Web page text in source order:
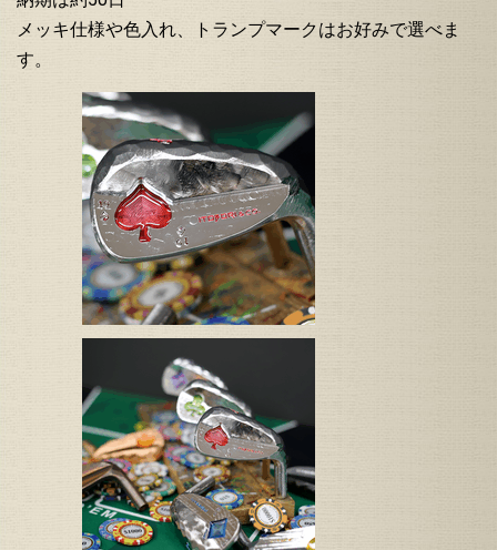
メッキ仕様や色入れ、トランプマークはお好みで選べま
す。